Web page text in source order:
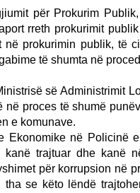
për Prokurim
rreth prokurimit
në prokurimin publik, të
të shumta në
së Administrimit
në proces të shumë
e komunave.
Ekonomike në Policinë
kanë trajtuar dhe kanë
për korrupsion në
tha se këto lëndë